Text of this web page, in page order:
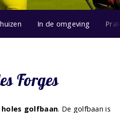
In de omgeving
Forges
holes golfbaan. De golfbaan is